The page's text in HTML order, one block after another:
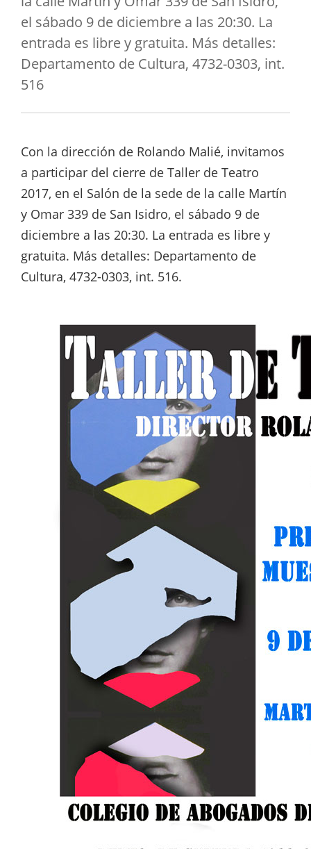
el sábado 9 de diciembre a las 20:30. La
entrada es libre y gratuita. Más detalles:
Departamento de Cultura, 4732-0303, int.
516
Con la dirección de Rolando Malié, invitamos
a participar del cierre de Taller de Teatro
2017, en el Salón de la sede de la calle Martín
y Omar 339 de San Isidro, el sábado 9 de
diciembre a las 20:30. La entrada es libre y
gratuita. Más detalles: Departamento de
Cultura, 4732-0303, int. 516.